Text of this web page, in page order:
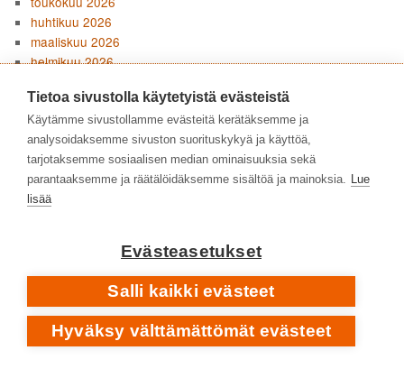
huhtikuu 2026
maaliskuu 2026
helmikuu 2026
joulukuu 2025
marraskuu 2025
lokakuu 2025
syyskuu 2025
elokuu 2025
kesäkuu 2025
helmikuu 2025
tammikuu 2025
joulukuu 2024
marraskuu 2024
Tietoa sivustolla käytetyistä evästeistä
Käytämme sivustollamme evästeitä kerätäksemme ja
analysoidaksemme sivuston suorituskykyä ja käyttöä,
tarjotaksemme sosiaalisen median ominaisuuksia sekä
parantaaksemme ja räätälöidäksemme sisältöä ja mainoksia. Lue
lisää
Evästeasetukset
Salli kaikki evästeet
Hyväksy välttämättömät evästeet